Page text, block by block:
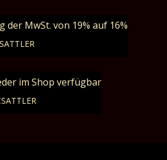
der MwSt. von 19% auf 16%
im Shop verfügbar